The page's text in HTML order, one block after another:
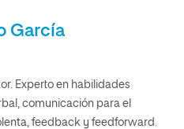
García
Experto en habilidades
comunicación para el
feedback y feedforward.